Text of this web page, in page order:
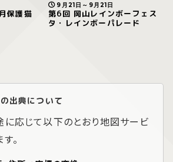
保護猫
9月21日～9月21日
第6回 岡山レインボーフェス
タ・レインボーパレード
出典について
に応じて以下のとおり地図サービ
。